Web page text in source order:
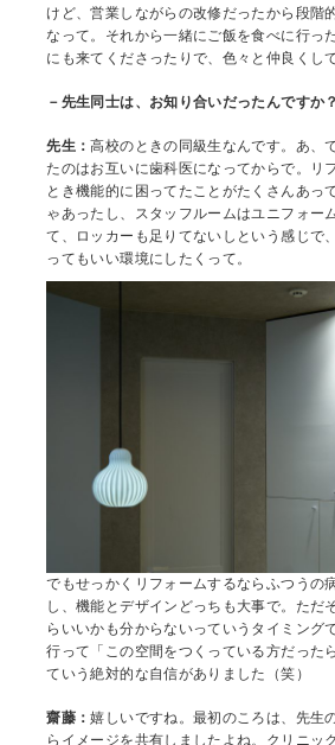
けど、営業しながらの改修だったから段階
なって。それから一緒にご飯を食べに行っ
にも来てくださったりで、色々と仲良くし
－先生同士は、お知り合いだったんですか？
先生：高校のときの同級生なんです。あ、
たのはお互いに歯科医になってからで。リ
とき機能的に困ってたことがたくさんあっ
ゃあったし、スタッフルームはユニフォー
て、ロッカーも足りてないしという感じで
ってもいい環境にしたくって。
でもせっかくリフォームするならふつうの
し、機能とデザインどっちも大事で。ただ
らいいかも分からないっていうタイミング
行って「この空間をつくっている方だった
ていう絶対的な自信がありました（笑）
齋藤：嬉しいですね。最初のころは、先生
らイメージを共有しましたよね。クリニッ